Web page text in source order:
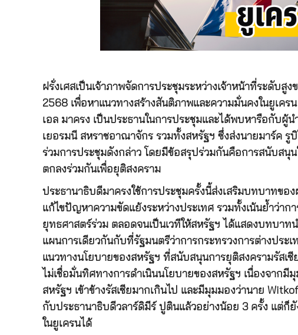
ฝรั่งเศสเป็นเจ้าภาพจัดการประชุมระหว่างเจ้าหน้าที่ระดับสู
2568 เพื่อหาแนวทางสร้างสันติภาพและความมั่นคงในยูเค
เอล มาครง เป็นประธานในการประชุมและได้พบหารือกับผู้
เยอรมนี สหราชอาณาจักร รวมทั้งสหรัฐฯ ซึ่งส่งนายมาร์ค รู
ร่วมการประชุมดังกล่าว โดยมีข้อสรุปร่วมกันคือการสนับสนุน
ตกลงร่วมกันเพื่อยุติสงคราม
ประธานาธิบดีมาครงใช้การประชุมครั้งนี้ส่งเสริมบทบาทขอ
แก้ไขปัญหาความขัดแย้งระหว่างประเทศ รวมทั้งเน้นย้ำว่าก
ยุทธศาสตร์ร่วม ตลอดจนเป็นเวทีให้สหรัฐฯ ได้แสดงบทบาท
แผนการเดียวกันกับที่รัฐมนตรีว่าการกระทรวงการต่างประ
แนวทางนโยบายของสหรัฐฯ ที่สนับสนุนการยุติสงครามรัสเ
ไม่เชื่อมั่นทิศทางการดำเนินนโยบายของสหรัฐฯ เนื่องจาก
สหรัฐฯ เข้าข้างรัสเซียมากเกินไป และมีมุมมองว่านาย
กับประธานาธิบดีวลาร์ดิมีร์ ปูตินแล้วอย่างน้อย 3 ครั้ง แต่ก็
ในยูเครนได้